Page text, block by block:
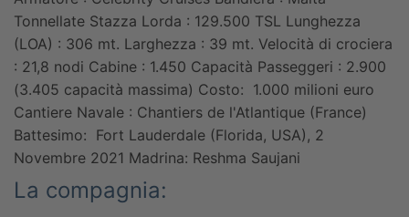
Tonnellate Stazza Lorda : 129.500 TSL Lunghezza
(LOA) : 306 mt. Larghezza : 39 mt. Velocità di crociera
: 21,8 nodi Cabine : 1.450 Capacità Passeggeri : 2.900
(3.405 capacità massima) Costo: 1.000 milioni euro
Cantiere Navale : Chantiers de l'Atlantique (France)
Battesimo: Fort Lauderdale (Florida, USA), 2
Novembre 2021 Madrina: Reshma Saujani
La compagnia: